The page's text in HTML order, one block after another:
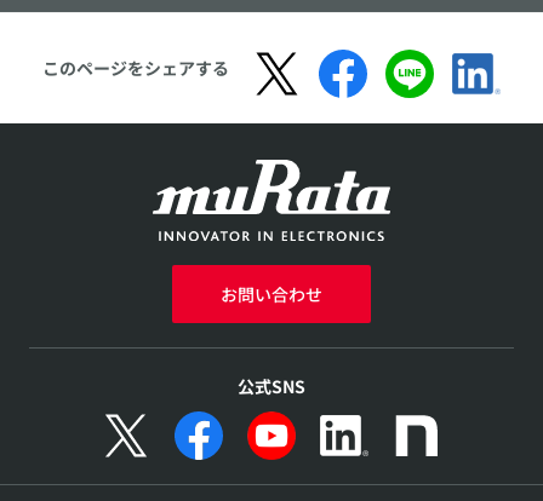
このページをシェアする
お問い合わせ
公式SNS